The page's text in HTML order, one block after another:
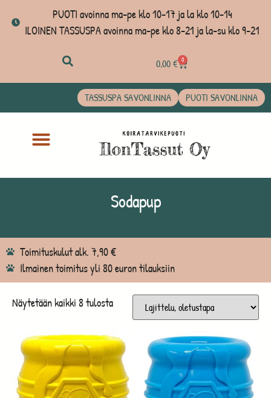
PUOTI avoinna ma-pe klo 10-17 ja la klo 10-14
ILOINEN TASSUSPA avoinna ma-pe klo 8-21 ja la-su klo 9-21
0,00€ 0
TASSUSPA SAVONLINNA PUOTI SAVONLINNA
Sodapup
Toimituskulut alk. 7,90 €
Ilmainen toimitus yli 80 euron tilauksiin
Näytetään kaikki 8 tulosta